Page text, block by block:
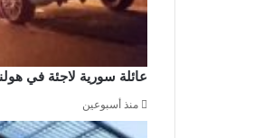
عائلة سورية لاجئة في
منذ أسبوعين